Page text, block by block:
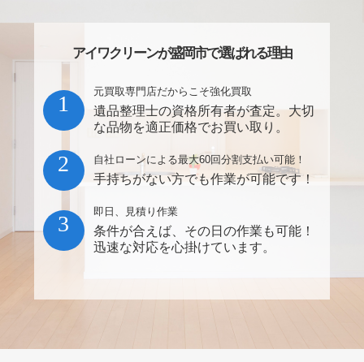
アイワクリーンが盛岡市で選ばれる理由
元買取専門店だからこそ強化買取
遺品整理士の資格所有者が査定。大切
な品物を適正価格でお買い取り。
1
自社ローンによる最大60回分割支払い可能！
手持ちがない方でも作業が可能です！
2
即日、見積り作業
条件が合えば、その日の作業も可能！
迅速な対応を心掛けています。
3